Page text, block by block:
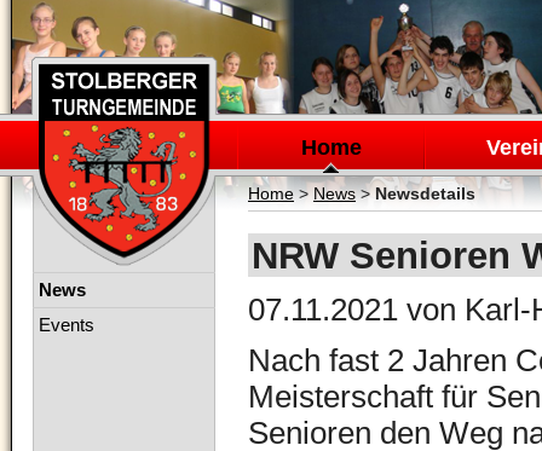
Navigation
überspringen
Home
Home> News>Newsdetails
NRW Senioren
07.11.2021 von Karl-
Nach fast 2 Jahren
Meisterschaft für
Senioren den Weg
Navigation
News
Events